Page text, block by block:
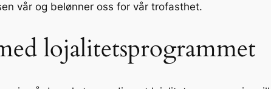
vår og belønner oss for vår trofasthet.
lojalitetsprogrammet